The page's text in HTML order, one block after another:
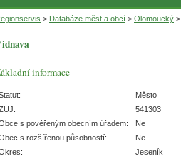
> Databáze měst a obcí > Olomoucký >
informace
Město
541303
s pověřeným obecním úřadem:
Ne
s rozšířenou působností:
Ne
Jeseník